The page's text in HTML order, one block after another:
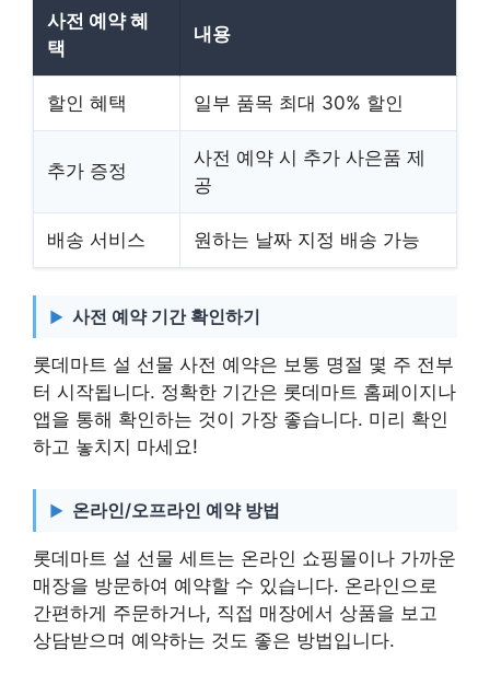
사전 예약 혜
택
내용
할인 혜택 일부 품목 최대 30% 할인
추가 증정
사전 예약 시 추가 사은품 제
공
배송 서비스 원하는 날짜 지정 배송 가능
사전 예약 기간 확인하기
롯데마트 설 선물 사전 예약은 보통 명절 몇 주 전부
터 시작됩니다. 정확한 기간은 롯데마트 홈페이지나
앱을 통해 확인하는 것이 가장 좋습니다. 미리 확인
하고 놓치지 마세요!
온라인/오프라인 예약 방법
롯데마트 설 선물 세트는 온라인 쇼핑몰이나 가까운
매장을 방문하여 예약할 수 있습니다. 온라인으로
간편하게 주문하거나, 직접 매장에서 상품을 보고
상담받으며 예약하는 것도 좋은 방법입니다.